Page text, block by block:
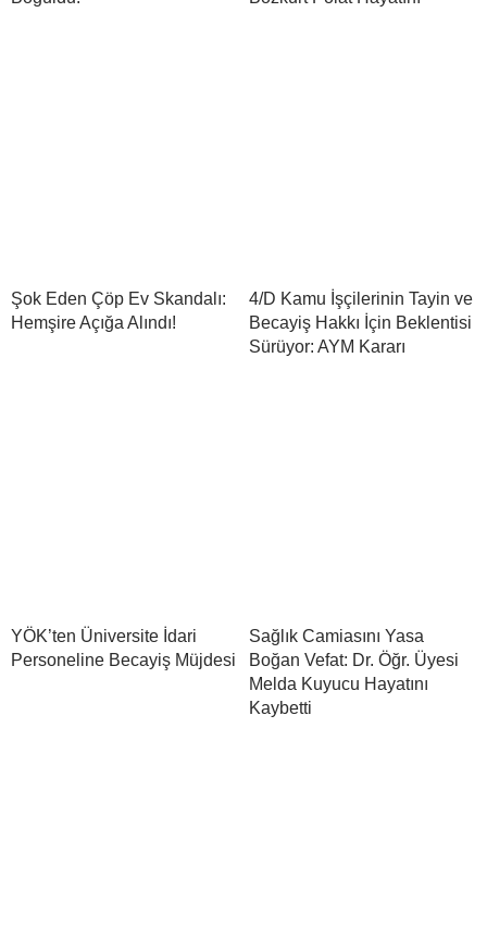
Şok Eden Çöp Ev Skandalı:
Hemşire Açığa Alındı!
4/D Kamu İşçilerinin Tayin ve
Becayiş Hakkı İçin Beklentisi
Sürüyor: AYM Kararı
YÖK’ten Üniversite İdari
Personeline Becayiş Müjdesi
Sağlık Camiasını Yasa
Boğan Vefat: Dr. Öğr. Üyesi
Melda Kuyucu Hayatını
Kaybetti